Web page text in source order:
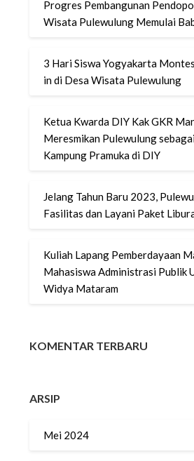
Progres Pembangunan
Wisata Pulewulung Memulai
3 Hari Siswa Yogyakarta
in di Desa Wisata Pulewulung
Ketua Kwarda DIY Kak GKR
Meresmikan Pulewulung
Kampung Pramuka di DIY
Jelang Tahun Baru 2023,
Fasilitas dan Layani Paket
Kuliah Lapang Pemberdayaan
Mahasiswa Administrasi Publik
Widya Mataram
KOMENTAR TERBARU
ARSIP
Mei 2024